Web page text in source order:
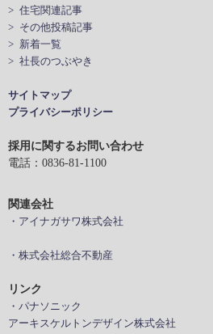
> 住宅関連記事
> その他投稿記事
> 新着一覧
> 社長のつぶやき
サイトマップ
プライバシーポリシー
採用に関するお問い合わせ
電話：0836-81-1100
関連会社
・アイナガサワ株式会社
・株式会社総合不動産
リンク
・パナソニック
アーキスケルトンデザイン株式会社